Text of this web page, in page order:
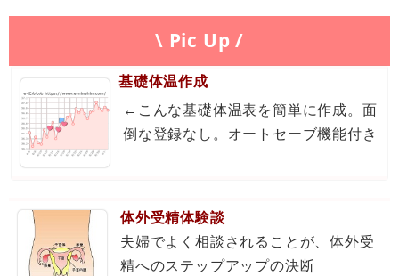
\ Pic Up /
基礎体温作成
←こんな基礎体温表を簡単に作成。面
倒な登録なし。オートセーブ機能付き
体外受精体験談
夫婦でよく相談されることが、体外受
精へのステップアップの決断